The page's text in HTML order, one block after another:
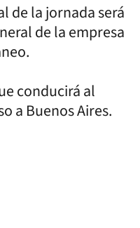
de la jornada será
de la empresa
conducirá al
a Buenos Aires.